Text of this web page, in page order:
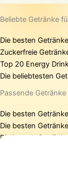
Beliebte Getränke
Die besten
Zuckerfreie
Top 20 Energy
Die beliebtesten
Passende
Die besten
Die besten
Die besten
Die besten